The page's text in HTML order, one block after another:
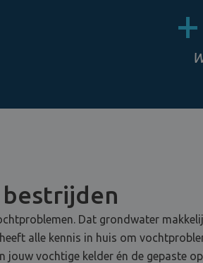
+
Dat grondwater
alle kennis in huis om
jouw vochtige kelder én de gepaste